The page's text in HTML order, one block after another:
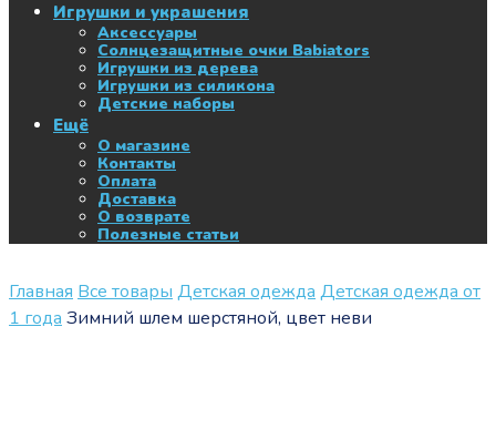
Игрушки и украшения
Аксессуары
Солнцезащитные очки Babiators
Игрушки из дерева
Игрушки из силикона
Детские наборы
Ещё
О магазине
Контакты
Оплата
Доставка
О возврате
Полезные статьи
Главная Все товары Детская одежда Детская одежда от
1 года Зимний шлем шерстяной, цвет неви